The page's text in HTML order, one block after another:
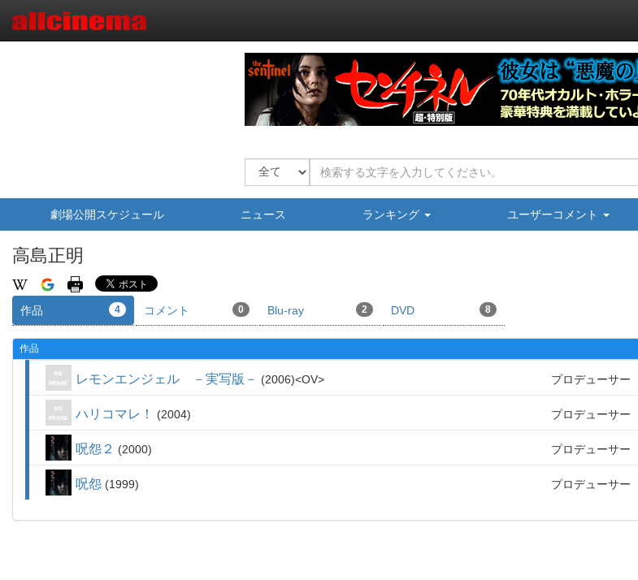
劇場公開スケジュール ニュース ランキング ユーザーコメント
高島正明
作品 4 コメント 0 Blu-ray 2 DVD 8
作品
レモンエンジェル －実写版－ 2006 OV プロデューサー
ハリコマレ！ 2004 プロデューサー
呪怨２ 2000 プロデューサー
呪怨 1999 プロデューサー